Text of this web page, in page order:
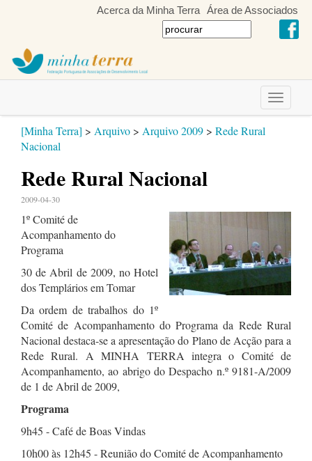
Acerca da Minha Terra Área de Associados
Toggle
[Minha Terra] > Arquivo > Arquivo 2009 > Rede Rural
Nacional
Rede Rural Nacional
2009-04-30
1º Comité de
Acompanhamento do
Programa
30 de Abril de 2009, no Hotel
dos Templários em Tomar
Da ordem de trabalhos do 1º
Comité de Acompanhamento do Programa da Rede Rural
Nacional destaca-se a apresentação do Plano de Acção para a
Rede Rural. A MINHA TERRA integra o Comité de
Acompanhamento, ao abrigo do Despacho n.º 9181-A/2009
de 1 de Abril de 2009,
Programa
9h45 - Café de Boas Vindas
10h00 às 12h45 - Reunião do Comité de Acompanhamento